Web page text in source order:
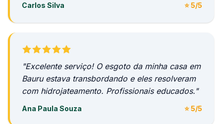
Carlos Silva ⭐ 5/5
"Excelente serviço! O esgoto da minha casa em
Bauru estava transbordando e eles resolveram
com hidrojateamento. Profissionais educados."
Ana Paula Souza ⭐ 5/5